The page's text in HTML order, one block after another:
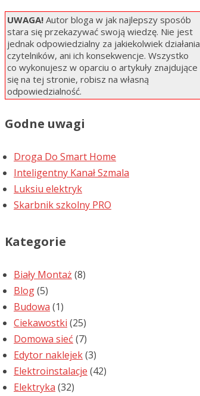
UWAGA! Autor bloga w jak najlepszy sposób
stara się przekazywać swoją wiedzę. Nie jest
jednak odpowiedzialny za jakiekolwiek działania
czytelników, ani ich konsekwencje. Wszystko
co wykonujesz w oparciu o artykuły znajdujące
się na tej stronie, robisz na własną
odpowiedzialność.
Godne uwagi
Droga Do Smart Home
Inteligentny Kanał Szmala
Luksiu elektryk
Skarbnik szkolny PRO
Kategorie
Biały Montaż (8)
Blog(5)
Budowa (1)
Ciekawostki (25)
Domowa sieć (7)
Edytor naklejek(3)
Elektroinstalacje (42)
Elektryka (32)